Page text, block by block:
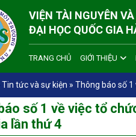
VIỆN TÀI NGUYÊN
ĐẠI HỌC QUỐC GIA
TRANG CHỦ GIỚI THIỆU
Tin tức và sự kiện » Thông báo số 1
số 1 về việc tổ
lần thứ 4